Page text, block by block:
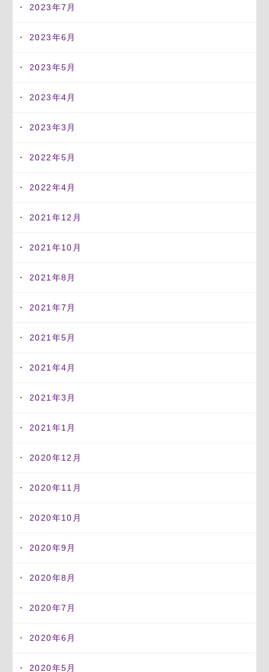
2023年7月
2023年6月
2023年5月
2023年4月
2023年3月
2022年5月
2022年4月
2021年12月
2021年10月
2021年8月
2021年7月
2021年5月
2021年4月
2021年3月
2021年1月
2020年12月
2020年11月
2020年10月
2020年9月
2020年8月
2020年7月
2020年6月
2020年5月